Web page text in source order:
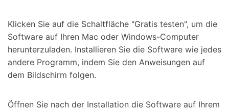
Klicken Sie auf die Schaltfläche "Gratis testen", um die
Software auf Ihren Mac oder Windows-Computer
herunterzuladen. Installieren Sie die Software wie jedes
andere Programm, indem Sie den Anweisungen auf
dem Bildschirm folgen.
Öffnen Sie nach der Installation die Software auf Ihrem